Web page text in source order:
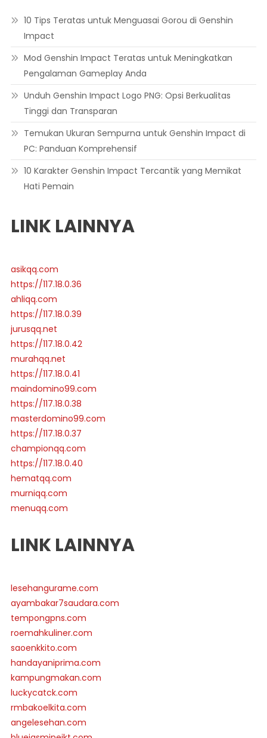
10 Tips Teratas untuk Menguasai Gorou di Genshin
Impact
Mod Genshin Impact Teratas untuk Meningkatkan
Pengalaman Gameplay Anda
Unduh Genshin Impact Logo PNG: Opsi Berkualitas
Tinggi dan Transparan
Temukan Ukuran Sempurna untuk Genshin Impact di
PC: Panduan Komprehensif
10 Karakter Genshin Impact Tercantik yang Memikat
Hati Pemain
LINK LAINNYA
asikqq.com
https://117.18.0.36
ahliqq.com
https://117.18.0.39
jurusqq.net
https://117.18.0.42
murahqq.net
https://117.18.0.41
maindomino99.com
https://117.18.0.38
masterdomino99.com
https://117.18.0.37
championqq.com
https://117.18.0.40
hematqq.com
murniqq.com
menuqq.com
LINK LAINNYA
lesehangurame.com
ayambakar7saudara.com
tempongpns.com
roemahkuliner.com
saoenkkito.com
handayaniprima.com
kampungmakan.com
luckycatck.com
rmbakoelkita.com
angelesehan.com